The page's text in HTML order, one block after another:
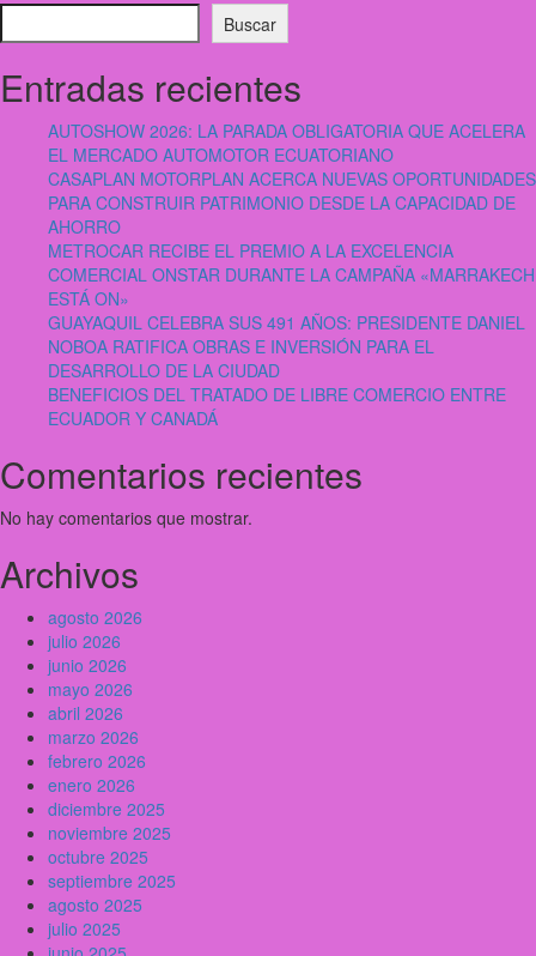
Buscar
Entradas recientes
AUTOSHOW 2026: LA PARADA OBLIGATORIA QUE ACELERA
EL MERCADO AUTOMOTOR ECUATORIANO
CASAPLAN MOTORPLAN ACERCA NUEVAS OPORTUNIDADES
PARA CONSTRUIR PATRIMONIO DESDE LA CAPACIDAD DE
AHORRO
METROCAR RECIBE EL PREMIO A LA EXCELENCIA
COMERCIAL ONSTAR DURANTE LA CAMPAÑA «MARRAKECH
ESTÁ ON»
GUAYAQUIL CELEBRA SUS 491 AÑOS: PRESIDENTE DANIEL
NOBOA RATIFICA OBRAS E INVERSIÓN PARA EL
DESARROLLO DE LA CIUDAD
BENEFICIOS DEL TRATADO DE LIBRE COMERCIO ENTRE
ECUADOR Y CANADÁ
Comentarios recientes
No hay comentarios que mostrar.
Archivos
agosto 2026
julio 2026
junio 2026
mayo 2026
abril 2026
marzo 2026
febrero 2026
enero 2026
diciembre 2025
noviembre 2025
octubre 2025
septiembre 2025
agosto 2025
julio 2025